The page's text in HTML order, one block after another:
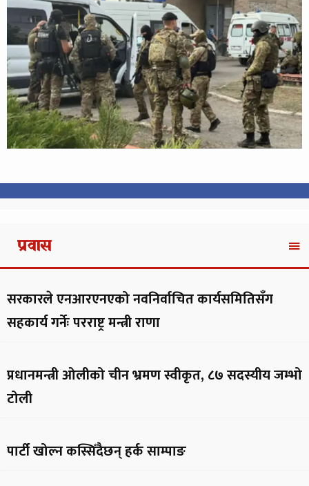
प्रवास
सरकारले एनआरएनएको नवनिर्वाचित कार्यसमितिसँग
सहकार्य गर्नेः परराष्ट्र मन्त्री राणा
प्रधानमन्त्री ओलीको चीन भ्रमण स्वीकृत, ८७ सदस्यीय जम्भो
टोली
पार्टी खोल्न कस्सिँदैछन् हर्क साम्पाङ